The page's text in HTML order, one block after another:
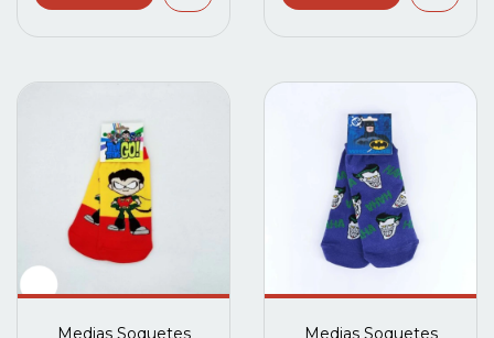
Medias Soquetes Medias Soquetes